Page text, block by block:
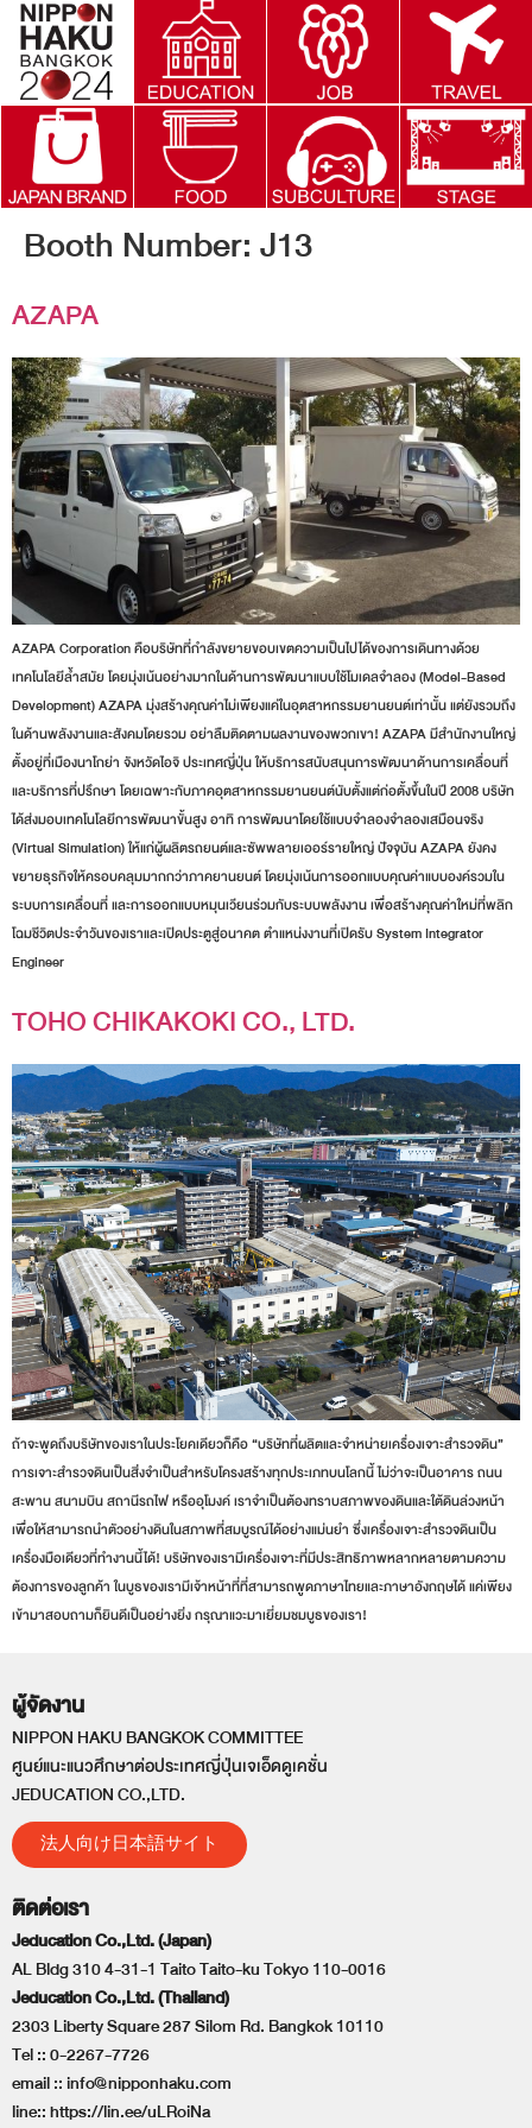
Booth Number:J13
AZAPA
AZAPA Corporation คือบริษัทที่กำลังขยายขอบเขตความเป็นไปได้ของการเดินทางด้วย
เทคโนโลยีล้ำสมัย โดยมุ่งเน้นอย่างมากในด้านการพัฒนาแบบใช้โมเดลจำลอง (Model-Based
Development) AZAPA มุ่งสร้างคุณค่าไม่เพียงแค่ในอุตสาหกรรมยานยนต์เท่านั้น แต่ยังรวมถึง
ในด้านพลังงานและสังคมโดยรวม อย่าลืมติดตามผลงานของพวกเขา! AZAPA มีสำนักงานใหญ่
ตั้งอยู่ที่เมืองนาโกย่า จังหวัดไอจิ ประเทศญี่ปุ่น ให้บริการสนับสนุนการพัฒนาด้านการเคลื่อนที่
และบริการที่ปรึกษา โดยเฉพาะกับภาคอุตสาหกรรมยานยนต์นับตั้งแต่ก่อตั้งขึ้นในปี 2008 บริษัท
ได้ส่งมอบเทคโนโลยีการพัฒนาขั้นสูง อาทิ การพัฒนาโดยใช้แบบจำลองจำลองเสมือนจริง
(Virtual Simulation) ให้แก่ผู้ผลิตรถยนต์และซัพพลายเออร์รายใหญ่ ปัจจุบัน AZAPA ยังคง
ขยายธุรกิจให้ครอบคลุมมากกว่าภาคยานยนต์ โดยมุ่งเน้นการออกแบบคุณค่าแบบองค์รวมใน
ระบบการเคลื่อนที่ และการออกแบบหมุนเวียนร่วมกับระบบพลังงาน เพื่อสร้างคุณค่าใหม่ที่พลิก
โฉมชีวิตประจำวันของเราและเปิดประตูสู่อนาคต ตำแหน่งงานที่เปิดรับ System Integrator
Engineer
TOHO CHIKAKOKI CO., LTD.
ถ้าจะพูดถึงบริษัทของเราในประโยคเดียวก็คือ “บริษัทที่ผลิตและจำหน่ายเครื่องเจาะสำรวจดิน”
การเจาะสำรวจดินเป็นสิ่งจำเป็นสำหรับโครงสร้างทุกประเภทบนโลกนี้ ไม่ว่าจะเป็นอาคาร ถนน
สะพาน สนามบิน สถานีรถไฟ หรืออุโมงค์ เราจำเป็นต้องทราบสภาพของดินและใต้ดินล่วงหน้า
เพื่อให้สามารถนำตัวอย่างดินในสภาพที่สมบูรณ์ได้อย่างแม่นยำ ซึ่งเครื่องเจาะสำรวจดินเป็น
เครื่องมือเดียวที่ทำงานนี้ได้! บริษัทของเรามีเครื่องเจาะที่มีประสิทธิภาพหลากหลายตามความ
ต้องการของลูกค้า ในบูธของเรามีเจ้าหน้าที่ที่สามารถพูดภาษาไทยและภาษาอังกฤษได้ แค่เพียง
เข้ามาสอบถามก็ยินดีเป็นอย่างยิ่ง กรุณาแวะมาเยี่ยมชมบูธของเรา!
ผู้จัดงาน
NIPPON HAKU BANGKOK COMMITTEE
ศูนย์แนะแนวศึกษาต่อประเทศญี่ปุ่นเจเอ็ดดูเคชั่น
JEDUCATION CO.,LTD.
法人向け日本語サイト
ติดต่อเรา
Jeducation Co.,Ltd. (Japan)
AL Bldg 310 4-31-1 Taito Taito-ku Tokyo 110-0016
Jeducation Co.,Ltd. (Thailand)
2303 Liberty Square 287 Silom Rd. Bangkok 10110
Tel ::0-2267-7726
email ::info@nipponhaku.com
line::https://lin.ee/uLRoiNa